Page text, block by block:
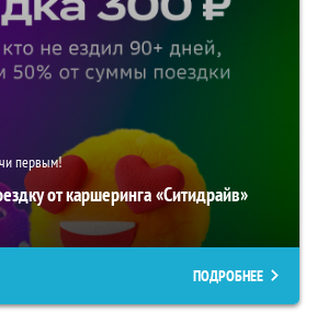
первым!
от каршеринга «Ситидрайв»
ПОДРОБНЕЕ